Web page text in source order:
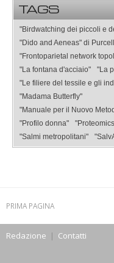
TAGS
"Birdwatching dei piccoli e
"Dido and Aeneas" di Purcell
"Frontoparietal network
"La fontana d'acciaio"
"La
"Le filiere del tessile e gli
"Madama Butterfly"
"Manuale per il Nuovo
"Profilo donna"
"Proteomics
"Salmi metropolitani"
PRIMA PAGINA
Redazione | Contatti